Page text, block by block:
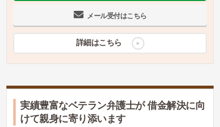
メール受付はこちら
詳細はこちら
実績豊富なベテラン弁護士が 借金解決に向
けて親身に寄り添います